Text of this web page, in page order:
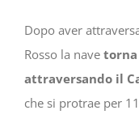
Dopo aver
Rosso la nave
attraversando il
che si protrae per